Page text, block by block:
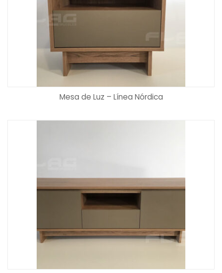
Mesa de Luz – Línea Nórdica